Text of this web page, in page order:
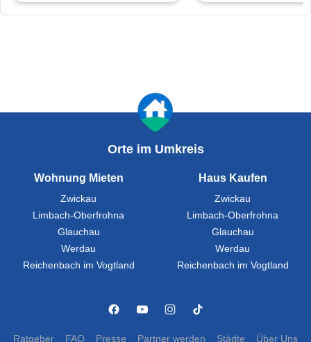
Orte im Umkreis
Wohnung Mieten
Zwickau
Limbach-Oberfrohna
Glauchau
Werdau
Reichenbach im Vogtland
Haus Kaufen
Zwickau
Limbach-Oberfrohna
Glauchau
Werdau
Reichenbach im Vogtland
Ratgeber FAQ Presse Partner werden Städte Über Uns